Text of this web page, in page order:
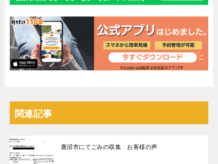
関連記事
鹿沼市にてごみの収集 お客様の声